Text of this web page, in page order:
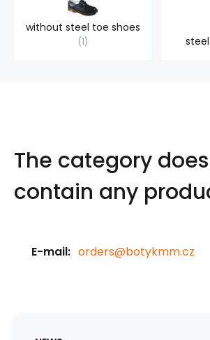
without steel toe shoes
1
The category
contain any
E-mail: orders@botykmm.cz